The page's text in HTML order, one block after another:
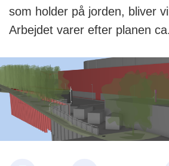
som holder på jorden, bliver
Arbejdet varer efter planen